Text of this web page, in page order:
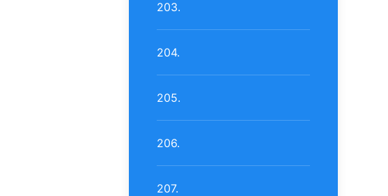
203.
204.
205.
206.
207.